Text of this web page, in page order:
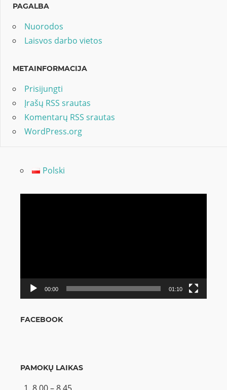
PAGALBA
Nuorodos
Laisvos darbo vietos
METAINFORMACIJA
Prisijungti
Įrašų RSS srautas
Komentarų RSS srautas
WordPress.org
Polski
00:00 01:10
FACEBOOK
PAMOKŲ LAIKAS